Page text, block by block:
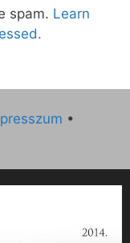
spam. Learn
•